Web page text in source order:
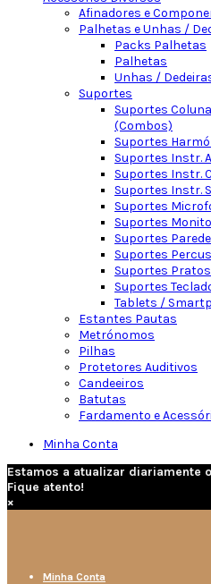
Afinadores e
Palhetas e Unhas /
Packs Palhetas
Palhetas
Unhas /
Suportes
Suportes
(Combos)
Suportes
Suportes Instr.
Suportes Instr.
Suportes Instr.
Suportes
Suportes
Suportes Parede
Suportes
Suportes Pratos
Suportes
Tablets /
Estantes Pautas
Metrónomos
Pilhas
Protetores Auditivos
Candeeiros
Batutas
Fardamento e
Minha Conta
Estamos a atualizar diariamente
Fique atento!
×
Minha Conta